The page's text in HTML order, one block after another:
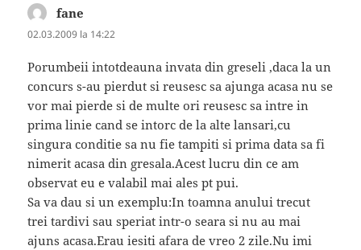
fane
02.03.2009 la 14:22
Porumbeii intotdeauna invata din greseli ,daca la un
concurs s-au pierdut si reusesc sa ajunga acasa nu se
vor mai pierde si de multe ori reusesc sa intre in
prima linie cand se intorc de la alte lansari,cu
singura conditie sa nu fie tampiti si prima data sa fi
nimerit acasa din gresala.Acest lucru din ce am
observat eu e valabil mai ales pt pui.
Sa va dau si un exemplu:In toamna anului trecut
trei tardivi sau speriat intr-o seara si nu au mai
ajuns acasa.Erau iesiti afara de vreo 2 zile.Nu imi